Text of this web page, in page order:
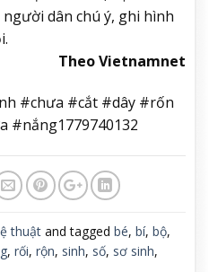
dân chú ý, ghi hình
Theo Vietnamnet
#chưa #cắt #dây #rốn
thuật and tagged bé, bí, bộ,
, rối, rộn, sinh, số, sơ sinh,